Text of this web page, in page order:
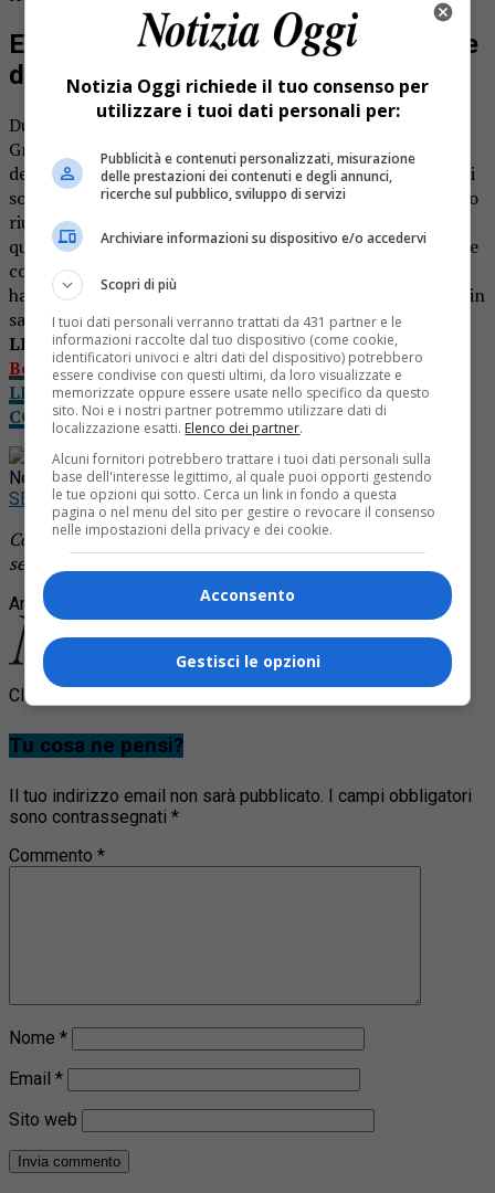
Escursionisti dispersi: ritrovati di notte
dopo lunghe ricerche
Due escursionisti svizzeri di 35 anni si erano persi in Val
Grande l’altro giorno durante un’escursione nella zona
della Colma di Belmello. I due per fortuna, una volta che si
sono resi conti di essere completamente fuori strada, sono
riusciti a chiamare i soccorsi. Erano però ormai le 20, e
quindi buio fitto. Nonostante siano riusciti a comunicare le
coordinate della loro posizione, gli uomini del soccorso
hanno impiegato un paio di ore per individuarli e portarli in
salvo.
LEGGI ANCHE:Escursionisti dispersi a Piode e
Boccioleto: interviene l’elicottero
LEGGI NOTIZIA OGGI DA CASA: IL TUO GIORNALE
COMPLETO IN VERSIONE DIGITALE
Rimani aggiornato seguendoci su Google
News!
SEGUICI
Continua a leggere le notizie di Notizia Oggi Borgosesia
segui la nostra
Argomenti correlati: dispersiescursionisti
Clicca per commentare
Tu cosa ne pensi?
Il tuo indirizzo email non sarà pubblicato. I campi obbligatori
sono contrassegnati *
Commento *
Nome *
Email *
Sito web
Notizia Oggi richiede il tuo consenso per
utilizzare i tuoi dati personali per:
Pubblicità e contenuti personalizzati, misurazione
delle prestazioni dei contenuti e degli annunci,
ricerche sul pubblico, sviluppo di servizi
Archiviare informazioni su dispositivo e/o accedervi
Scopri di più
I tuoi dati personali verranno trattati da 431 partner e le
informazioni raccolte dal tuo dispositivo (come cookie,
identificatori univoci e altri dati del dispositivo) potrebbero
essere condivise con questi ultimi, da loro visualizzate e
memorizzate oppure essere usate nello specifico da questo
sito. Noi e i nostri partner potremmo utilizzare dati di
localizzazione esatti. Elenco dei partner.
Alcuni fornitori potrebbero trattare i tuoi dati personali sulla
base dell'interesse legittimo, al quale puoi opporti gestendo
le tue opzioni qui sotto. Cerca un link in fondo a questa
pagina o nel menu del sito per gestire o revocare il consenso
nelle impostazioni della privacy e dei cookie.
Acconsento
Gestisci le opzioni